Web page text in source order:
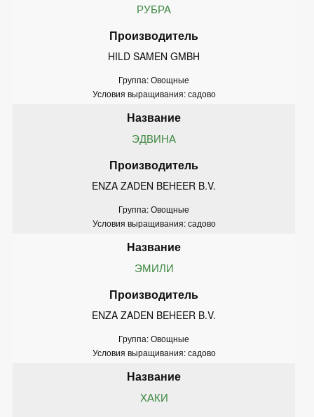
РУБРА
HILD SAMEN GMBH
Группа: Овощные
Условия выращивания: садово
ЭДВИНА
ENZA ZADEN BEHEER B.V.
Группа: Овощные
Условия выращивания: садово
ЭМИЛИ
ENZA ZADEN BEHEER B.V.
Группа: Овощные
Условия выращивания: садово
ХАКИ